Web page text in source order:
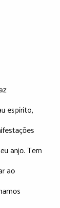
espírito,
anjo. Tem
ao